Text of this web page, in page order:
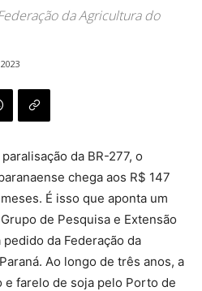
da Agricultura do
da BR-277, o
chega aos R$ 147
É isso que aponta um
de Pesquisa e Extensão
da Federação da
Ao longo de três anos, a
farelo de soja pelo Porto de